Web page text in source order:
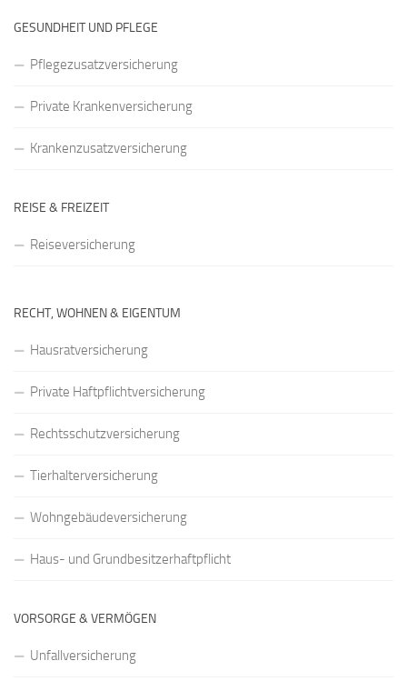
GESUNDHEIT UND PFLEGE
Pflegezusatzversicherung
Private Krankenversicherung
Krankenzusatzversicherung
REISE & FREIZEIT
Reiseversicherung
RECHT, WOHNEN & EIGENTUM
Hausratversicherung
Private Haftpflichtversicherung
Rechtsschutzversicherung
Tierhalterversicherung
Wohngebäudeversicherung
Haus- und Grundbesitzerhaftpflicht
VORSORGE & VERMÖGEN
Unfallversicherung